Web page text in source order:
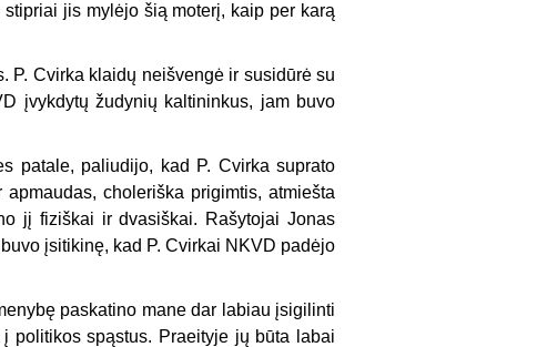
jis mylėjo šią moterį, kaip per karą
P. Cvirka klaidų neišvengė ir susidūrė su
įvykdytų žudynių kaltininkus, jam buvo
patale, paliudijo, kad P. Cvirka suprato
choleriška prigimtis, atmiešta
jį fiziškai ir dvasiškai. Rašytojai Jonas
įsitikinę, kad P. Cvirkai NKVD padėjo
paskatino mane dar labiau įsigilinti
politikos spąstus. Praeityje jų būta labai